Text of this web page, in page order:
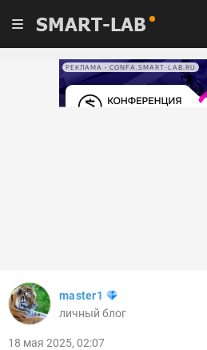
SMART-LAB
РЕКЛАМА • CONFA.SMART-LAB.RU
master1
личный блог
18 мая 2025, 02:07